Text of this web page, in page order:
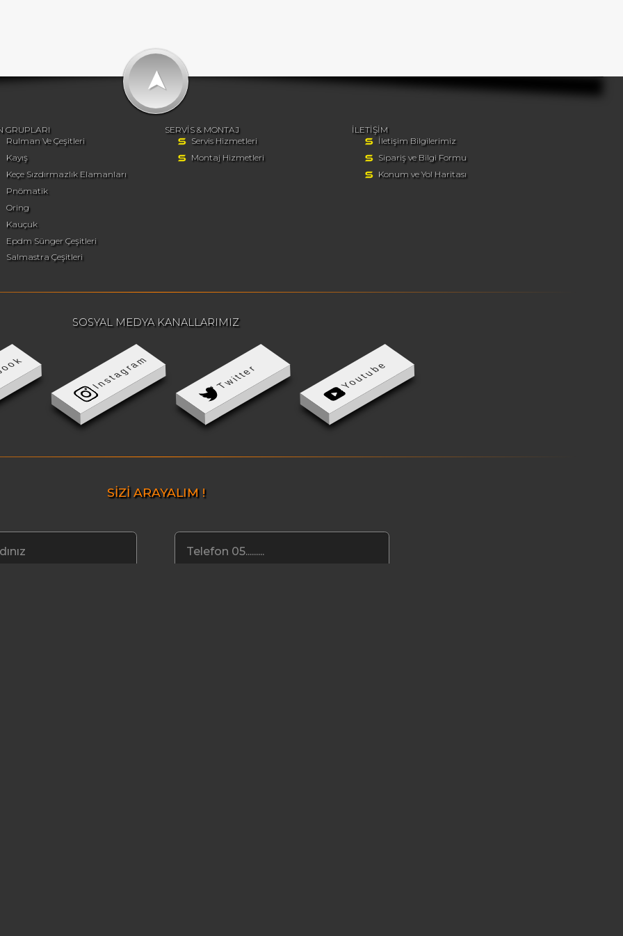
➤
GRUPLARI
Rulman Ve Çeşitleri
Kayış
Keçe Sızdırmazlık Elamanları
Pnömatik
Oring
Kauçuk
Epdm Sünger Çeşitleri
Salmastra Çeşitleri
SERVİS & MONTAJ
Servis Hizmetleri
Montaj Hizmetleri
İLETİŞİM
İletişim Bilgilerimiz
Sipariş ve Bilgi Formu
Konum ve Yol Haritası
SOSYAL MEDYA KANALLARIMIZ
Instagram Twitter Youtube
SİZİ ARAYALIM !